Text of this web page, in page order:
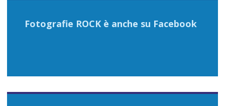
Fotografie ROCK è anche su Facebook